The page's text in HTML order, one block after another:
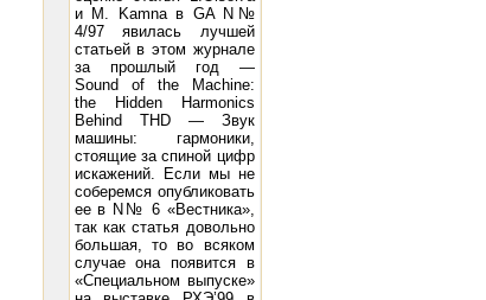
и M. Kamna в GA N№
4/97 явилась лучшей
статьей в этом журнале
за прошлый год —
Sound of the Machine:
the Hidden Harmonics
Behind THD — Звук
машины: гармоники,
стоящие за спиной цифр
искажений. Если мы не
соберемся опубликовать
ее в N№ 6 «Вестника»,
так как статья довольно
большая, то во всяком
случае она появится в
«Специальном выпуске»